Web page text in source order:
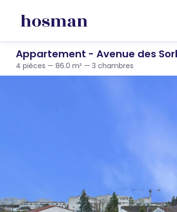
Appartement - Avenue des
4 pièces — 86.0 m² — 3 chambres